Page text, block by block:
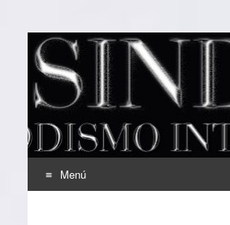
EL SINDICAL
Periodismo Inteligente
Menú